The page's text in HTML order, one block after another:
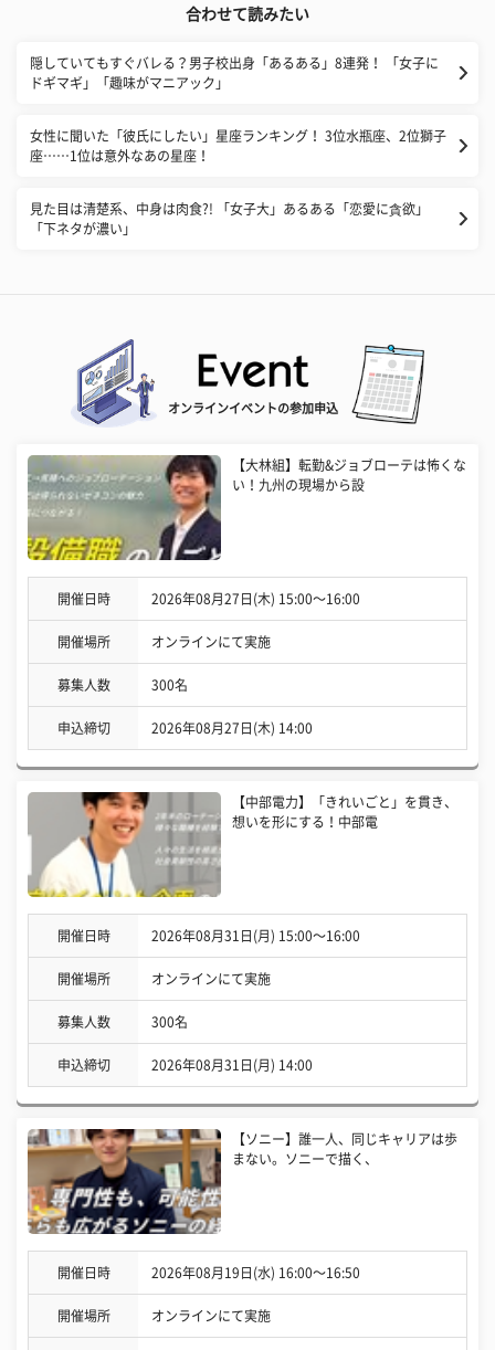
合わせて読みたい
隠していてもすぐバレる？男子校出身「あるある」8連発！ 「女子に
ドギマギ」「趣味がマニアック」
女性に聞いた「彼氏にしたい」星座ランキング！ 3位水瓶座、2位獅子
座……1位は意外なあの星座！
見た目は清楚系、中身は肉食?! 「女子大」あるある「恋愛に貪欲」
「下ネタが濃い」
オンラインイベントの参加申込
【大林組】転勤&ジョブローテは怖くな
い！九州の現場から設
開催日時 2026年08月27日(木) 15:00〜16:00
開催場所 オンラインにて実施
募集人数 300名
申込締切 2026年08月27日(木) 14:00
【中部電力】「きれいごと」を貫き、
想いを形にする！中部電
開催日時 2026年08月31日(月) 15:00〜16:00
開催場所 オンラインにて実施
募集人数 300名
申込締切 2026年08月31日(月) 14:00
【ソニー】誰一人、同じキャリアは歩
まない。ソニーで描く、
開催日時 2026年08月19日(水) 16:00〜16:50
開催場所 オンラインにて実施